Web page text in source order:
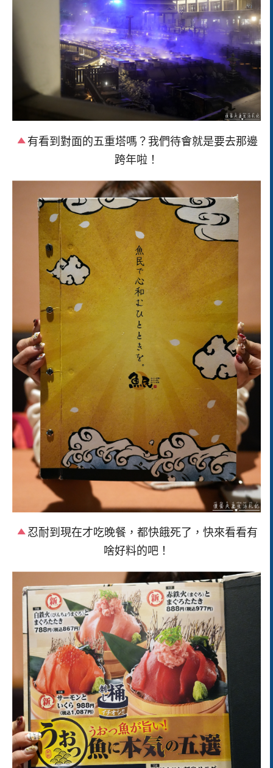
有看到對面的五重塔嗎？我們待會就是要去那邊
跨年啦！
忍耐到現在才吃晚餐，都快餓死了，快來看看有
啥好料的吧！